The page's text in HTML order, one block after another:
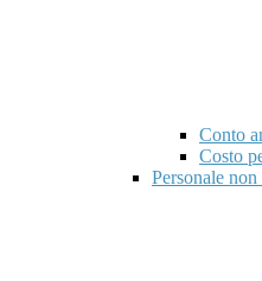
Conto
Costo
Personale